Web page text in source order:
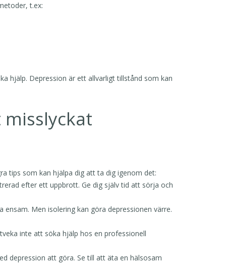
t.ex:
hjälp. Depression är ett allvarligt tillstånd som kan
tips som kan hjälpa dig att ta dig igenom det:
efter ett uppbrott. Ge dig själv tid att sörja och
Men isolering kan göra depressionen värre.
inte att söka hjälp hos en professionell
depression att göra. Se till att äta en hälsosam